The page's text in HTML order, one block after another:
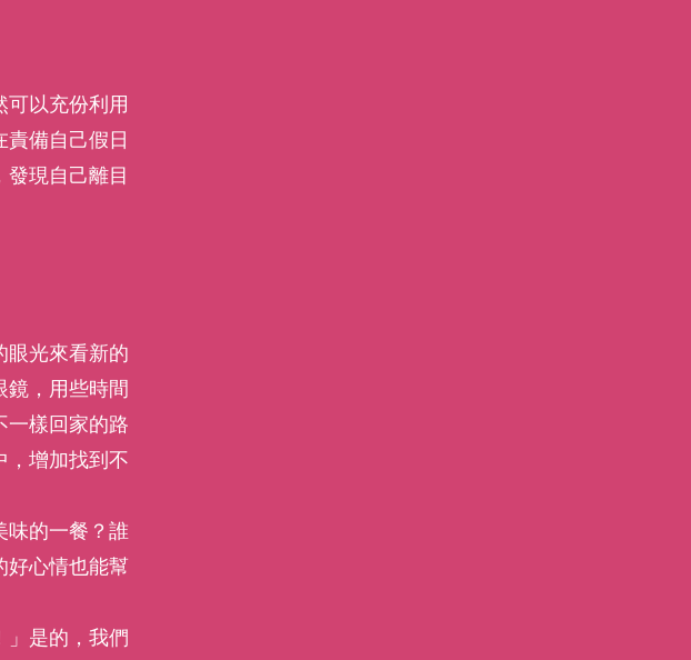
以充份利用
備自己假日
現自己離目
眼光來看新的
鏡，用些時間
一樣回家的路
，增加找到不
味的一餐？誰
好心情也能幫
」是的，我們